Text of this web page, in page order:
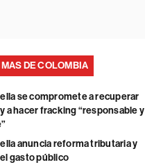
DE COLOMBIA
se compromete a recuperar
a hacer fracking “responsable y
anuncia reforma tributaria y
gasto público